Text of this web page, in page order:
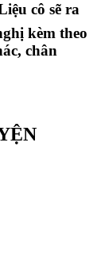
cô sẽ ra
kèm theo
chân